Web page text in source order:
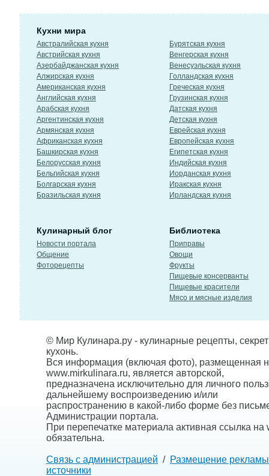
Кухни мира
Австралийская кухня
Австрийская кухня
Азербайджанская кухня
Алжирская кухня
Американская кухня
Английская кухня
Арабская кухня
Аргентинская кухня
Армянская кухня
Африканская кухня
Башкирская кухня
Белорусская кухня
Бельгийская кухня
Болгарская кухня
Бразильская кухня
Бурятская кухня
Венгерская кухня
Венесуэльская кухня
Голландская кухня
Греческая кухня
Грузинская кухня
Датская кухня
Детская кухня
Еврейская кухня
Европейская кухня
Египетская кухня
Индийская кухня
Иорданская кухня
Иракская кухня
Ирландская кухня
Кулинарный блог
Новости портала
Общение
Фоторецепты
Библиотека
Приправы
Овощи
Фрукты
Пищевые консерванты
Пищевые красители
Мясо и мясные изделия
© Мир Кулинара.ру - кулинарные рецепты,
кухонь.
Вся информация (включая фото), размещенная
www.mirkulinara.ru, является авторской,
предназначена исключительно для личного
дальнейшему воспроизведению и/или
распространению в какой-либо форме без
Администрации портала.
При перепечатке материала активная ссылка на
обязательна.
Связь с администрацией / Размещение рекламы
источники